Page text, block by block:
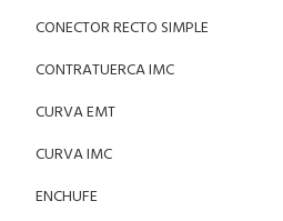
CONECTOR RECTO SIMPLE
CONTRATUERCA IMC
CURVA EMT
CURVA IMC
ENCHUFE